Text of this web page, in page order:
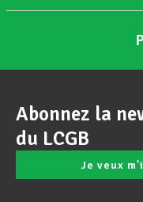
Abonnez la
du LCGB
Je veux